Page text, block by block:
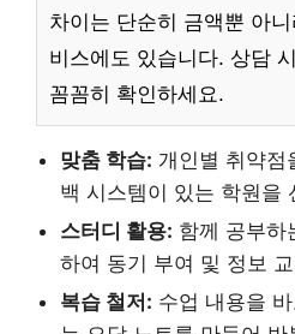
차이는 단순히 금액뿐 아
비스에도 있습니다. 상담
꼼꼼히 확인하세요.
맞춤 학습: 개인별 취약점
백 시스템이 있는 학원을
스터디 활용: 함께 공부하
하여 동기 부여 및 정보
복습 철저: 수업 내용을